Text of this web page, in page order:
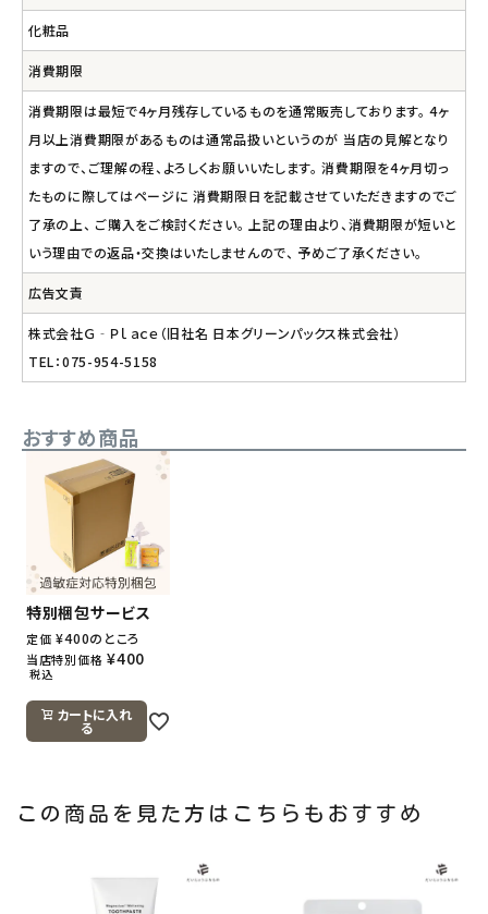
化粧品
消費期限
消費期限は最短で4ヶ月残存しているものを通常販売しております。 4ヶ
月以上消費期限があるものは通常品扱いというのが 当店の見解となり
ますので、ご理解の程、よろしくお願いいたします。 消費期限を4ヶ月切っ
たものに際してはページに 消費期限日を記載させていただきますのでご
了承の上、 ご購入をご検討ください。 上記の理由より、消費期限が短いと
いう理由での返品・交換はいたしませんので、 予めご了承ください。
広告文責
株式会社Ｇ‐Ｐｌａｃｅ（旧社名 日本グリーンパックス株式会社）
TEL：075-954-5158
おすすめ商品
特別梱包サービス
定価 ¥400のところ
当店特別価格 ¥400
税込
カートに入れ
る
この商品を見た方はこちらもおすすめ